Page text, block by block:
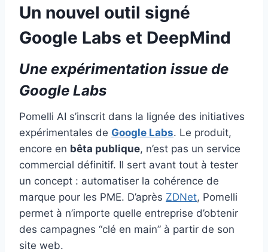
Un nouvel outil signé
Google Labs et DeepMind
Une expérimentation issue de
Google Labs
Pomelli AI s’inscrit dans la lignée des initiatives
expérimentales de Google Labs. Le produit,
encore en bêta publique, n’est pas un service
commercial définitif. Il sert avant tout à tester
un concept : automatiser la cohérence de
marque pour les PME. D’après ZDNet, Pomelli
permet à n’importe quelle entreprise d’obtenir
des campagnes “clé en main” à partir de son
site web.